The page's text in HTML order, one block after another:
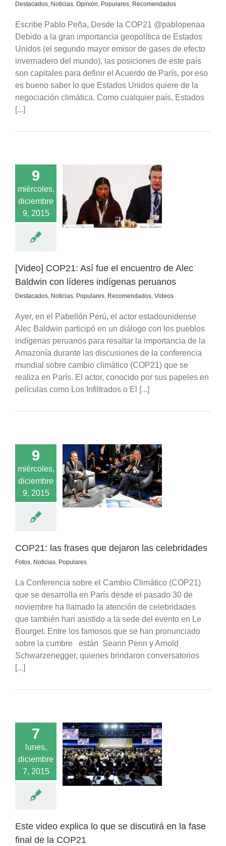
Destacados, Noticias, Opinión, Populares, Recomendados
Escribe Pablo Peña, Desde la COP21 @pablopenaa
Debido a la gran importancia geopolítica de Estados
Unidos (el segundo mayor emisor de gases de efecto
invernadero del mundo), las posiciones de este país
son capitales para definir el Acuerdo de París, por eso
es bueno saber lo que Estados Unidos quiere de la
negociación climática. Como cualquier país, Estados
[...]
9
miércoles,
diciembre
9, 2015
Así fue el
de Alec Baldwin
indígenas
Noticias
[Video] COP21: Así fue el encuentro de Alec
Baldwin con líderes indígenas peruanos
Destacados, Noticias, Populares, Recomendados, Videos
Ayer, en el Pabellón Perú, el actor estadounidense
Alec Baldwin participó en un diálogo con los pueblos
indígenas peruanos para resaltar la importancia de la
Amazonía durante las discusiones de la conferencia
mundial sobre cambio climático (COP21) que se
realiza en París. El actor, conocido por sus papeles en
películas como Los Infiltrados o El [...]
9
miércoles,
diciembre
9, 2015
las frases que
Populares
COP21: las frases que dejaron las celebridades
Fotos, Noticias, Populares
La Conferencia sobre el Cambio Climático (COP21)
que se desarrolla en París desde el pasado 30 de
noviembre ha llamado la atención de celebridades
que también han asistido a la sede del evento en Le
Bourget. Entre los famosos que se han pronunciado
sobre la cumbre están Seann Penn y Arnold
Schwarzenegger, quienes brindaron conversatorios
[...]
7
lunes,
diciembre
7, 2015
explica lo que
en la fase final
la COP21
Noticias
Este video explica lo que se discutirá en la fase
final de la COP21